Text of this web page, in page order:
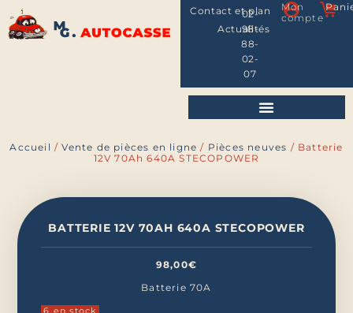
Contact et plan
Actualités
02-
98-
88-
02-
07
Mon
compte
Accueil /Vente de pièces en ligne / Pièces neuves / Batterie
12V 70Ah 640A STECOPOWER
BATTERIE 12V 70AH 640A STECOPOWER
98,00€
Batterie 70A
6 en stock